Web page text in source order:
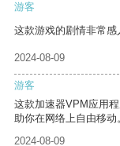
游客
这款游戏的剧情非常感
2024-08-09
游客
这款加速器VPM应用
助你在网络上自由移动
2024-08-09